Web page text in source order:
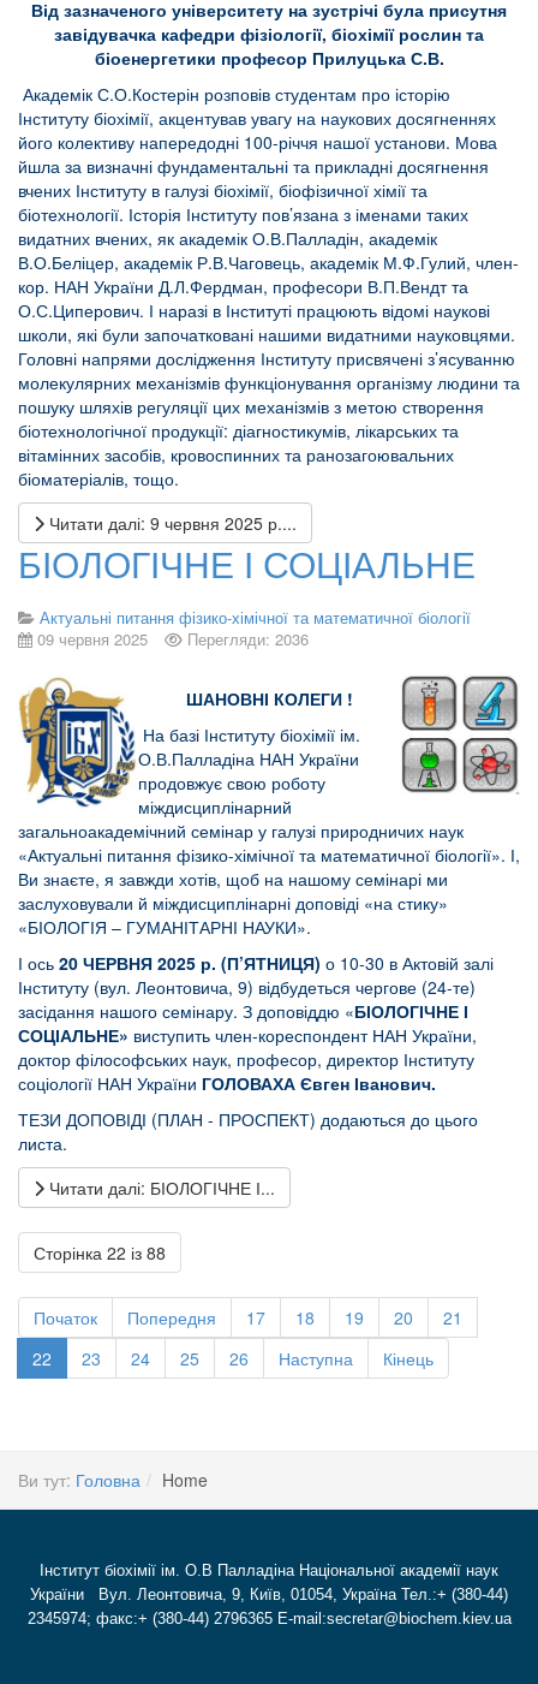
Від зазначеного університету на зустрічі була присутня
завідувачка кафедри фізіології, біохімії рослин та
біоенергетики професор Прилуцька С.В.
Академік С.О.Костерін розповів студентам про історію
Інституту біохімії, акцентував увагу на наукових досягненнях
його колективу напередодні 100-річчя нашої установи. Мова
йшла за визначні фундаментальні та прикладні досягнення
вчених Інституту в галузі біохімії, біофізичної хімії та
біотехнології. Історія Інституту пов’язана з іменами таких
видатних вчених, як академік О.В.Палладін, академік
В.О.Беліцер, академік Р.В.Чаговець, академік М.Ф.Гулий, член-
кор. НАН України Д.Л.Фердман, професори В.П.Вендт та
О.С.Циперович. І наразі в Інституті працюють відомі наукові
школи, які були започатковані нашими видатними науковцями.
Головні напрями дослідження Інституту присвячені з’ясуванню
молекулярних механізмів функціонування організму людини та
пошуку шляхів регуляції цих механізмів з метою створення
біотехнологічної продукції: діагностикумів, лікарських та
вітамінних засобів, кровоспинних та ранозагоювальних
біоматеріалів, тощо.
Читати далі: 9 червня 2025 р....
БІОЛОГІЧНЕ І СОЦІАЛЬНЕ
Актуальні питання фізико-хімічної та математичної біології
09 червня 2025
Перегляди: 2036
ШАНОВНІ КОЛЕГИ !
На базі Інституту біохімії ім.
О.В.Палладіна НАН України
продовжує свою роботу
міждисциплінарний
загальноакадемічний семінар у галузі природничих наук
«Актуальні питання фізико-хімічної та математичної біології». І,
Ви знаєте, я завжди хотів, щоб на нашому семінарі ми
заслуховували й міждисциплінарні доповіді «на стику»
«БІОЛОГІЯ – ГУМАНІТАРНІ НАУКИ».
І ось 20 ЧЕРВНЯ 2025 р. (П’ЯТНИЦЯ) о 10-30 в Актовій залі
Інституту (вул. Леонтовича, 9) відбудеться чергове (24-те)
засідання нашого семінару. З доповіддю «БІОЛОГІЧНЕ І
СОЦІАЛЬНЕ» виступить член-кореспондент НАН України,
доктор філософських наук, професор, директор Інституту
соціології НАН України ГОЛОВАХА Євген Іванович.
ТЕЗИ ДОПОВІДІ (ПЛАН - ПРОСПЕКТ) додаються до цього
листа.
Читати далі: БІОЛОГІЧНЕ І...
Сторінка 22 із 88
Початок Попередня 17 18 19 20
21
22
23 24 25 26 Наступна Кінець
Ви тут: Головна Home
Інститут біохімії ім. О.В Палладіна Національної академії наук
України Вул. Леонтовича, 9, Київ, 01054, Україна Тел.:+ (380-44)
2345974; факс:+ (380-44) 2796365 E-mail:secretar@biochem.kiev.ua